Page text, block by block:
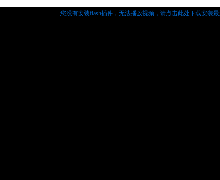
您没有安装flash插件，无法播放视频， 请点击此处下载安装